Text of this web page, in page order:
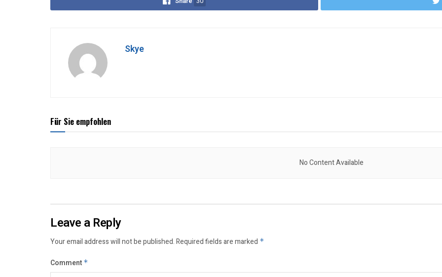
Skye
Für Sie empfohlen
No Content Available
Leave a Reply
Your email address will not be published.Required fields are marked *
Comment *